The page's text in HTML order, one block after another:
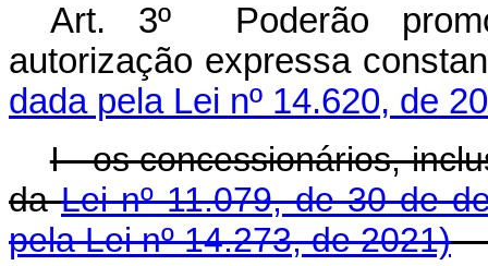
Art. 3º Poderão
autorização expressa
dada pela Lei nº 14.620, de
I - os concessionários,
daLei nº 11.079, de 30 de
pela Lei nº 14.273, de 2021)